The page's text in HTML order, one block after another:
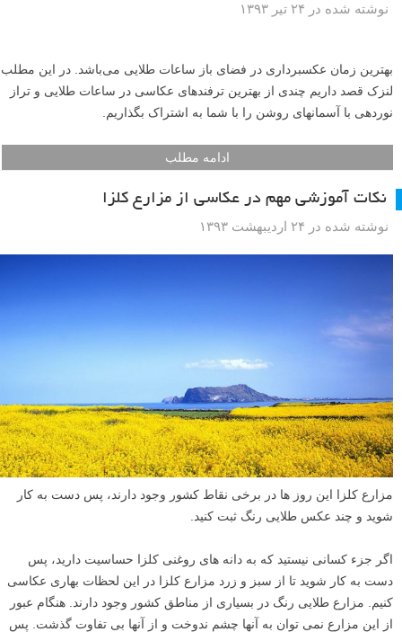
نوشته شده در ۲۴ تیر ۱۳۹۳
بهترین زمان عکسبرداری در فضای باز ساعات طلایی می‌باشد. در این مطلب
لنزک قصد داریم چندی از بهترین ترفندهای عکاسی در ساعات طلایی و تراز
نوردهی با آسمانهای روشن را با شما به اشتراک بگذاریم.
ادامه مطلب
نکات آموزشی مهم در عکاسی از مزارع کلزا
نوشته شده در ۲۴ اردیبهشت ۱۳۹۳